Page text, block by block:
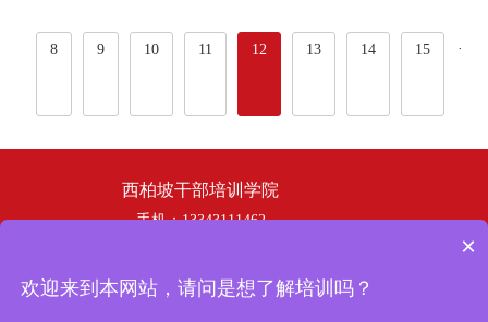
8 9 10 11 12 13 14 15 ···
西柏坡干部培训学院
手机：13343111462
地址：西柏坡干部培训学院
×
欢迎来到本网站，请问是想了解培训吗？